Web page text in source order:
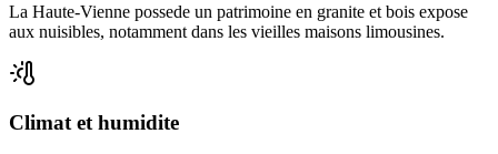
La Haute-Vienne possede un patrimoine en granite et bois expose
aux nuisibles, notamment dans les vieilles maisons limousines.
Climat et humidite